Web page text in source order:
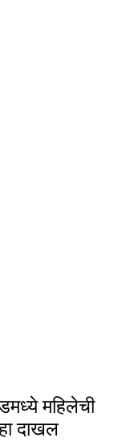
महिलेची
दाखल